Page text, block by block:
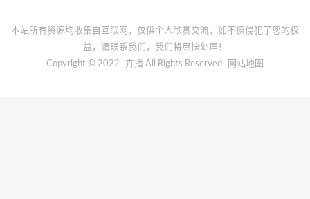
本站所有资源均收集自互联网，仅供个人欣赏交流，如不慎侵犯了您的权
益，请联系我们，我们将尽快处理！
Copyright © 2022
卉播 All Rights Reserved 网站地图